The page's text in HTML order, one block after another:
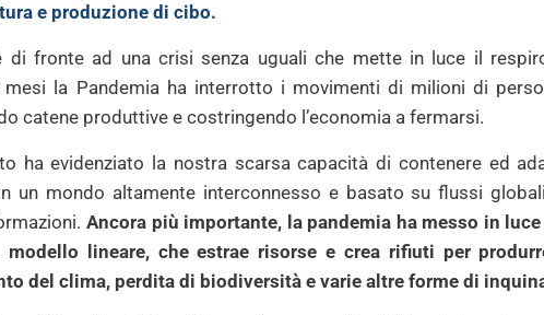
e produzione di cibo.
di fronte ad una crisi senza uguali che mette in luce il
mesi la Pandemia ha interrotto i movimenti di milioni di
catene produttive e costringendo l’economia a fermarsi.
ha evidenziato la nostra scarsa capacità di contenere ed
un mondo altamente interconnesso e basato su flussi
Ancora più importante, la pandemia ha messo in
modello lineare, che estrae risorse e crea rifiuti per
del clima, perdita di biodiversità e varie altre forme di